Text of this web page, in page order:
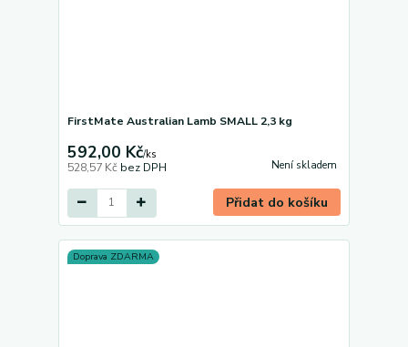
FirstMate Australian Lamb SMALL 2,3 kg
592,00 Kč/ks
528,57 Kč bez DPH Není skladem
Přidat do košíku
Doprava ZDARMA